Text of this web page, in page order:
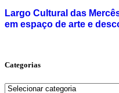
Largo Cultural das
em espaço de arte e
Categorias
Categorias